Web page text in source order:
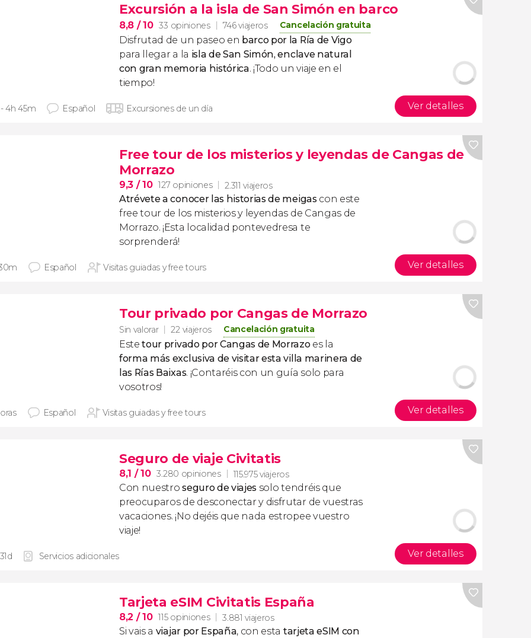
Excursión a la isla de San Simón en barco
8,8 / 10 33 opiniones 746 viajeros Cancelación gratuita
Disfrutad de un paseo en barco por la Ría de Vigo
para llegar a la isla de San Simón, enclave natural
con gran memoria histórica. ¡Todo un viaje en el
tiempo!
4h 45m Español Excursiones de un día Ver detalles
Free tour de los misterios y leyendas de Cangas de
Morrazo
9,3 / 10 127 opiniones 2.311 viajeros
Atrévete a conocer las historias de meigascon este
free tour de los misterios y leyendas de Cangas de
Morrazo. ¡Esta localidad pontevedresa te
sorprenderá!
Español Visitas guiadas y free tours Ver detalles
Tour privado por Cangas de Morrazo
Sin valorar 22 viajeros Cancelación gratuita
Estetour privado por Cangas de Morrazoes la
forma más exclusiva de visitar esta villa marinera de
las Rías Baixas. ¡Contaréis con un guía solo para
vosotros!
Español Visitas guiadas y free tours Ver detalles
Seguro de viaje Civitatis
8,1 / 10 3.280 opiniones 115.975 viajeros
Con nuestroseguro de viajes solo tendréis que
preocuparos de desconectar y disfrutar de vuestras
vacaciones. ¡No dejéis que nada estropee vuestro
viaje!
Servicios adicionales Ver detalles
Tarjeta eSIM Civitatis España
8,2 / 10 115 opiniones 3.881 viajeros
Si vais a viajar por España, con esta tarjeta eSIM con